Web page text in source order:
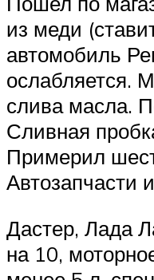
из меди
автомобиль
ослабляется.
слива масла.
Сливная
Примерил
Автозапчасти
Дастер, Лада
на 10,